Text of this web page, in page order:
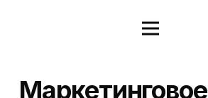
Маркетинговое